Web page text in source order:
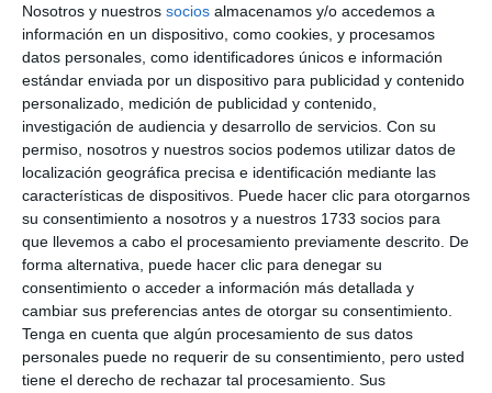
Nosotros y nuestros socios almacenamos y/o accedemos a
información en un dispositivo, como cookies, y procesamos
datos personales, como identificadores únicos e información
estándar enviada por un dispositivo para publicidad y contenido
personalizado, medición de publicidad y contenido,
investigación de audiencia y desarrollo de servicios. Con su
permiso, nosotros y nuestros socios podemos utilizar datos de
localización geográfica precisa e identificación mediante las
características de dispositivos. Puede hacer clic para otorgarnos
su consentimiento a nosotros y a nuestros 1733 socios para
que llevemos a cabo el procesamiento previamente descrito. De
forma alternativa, puede hacer clic para denegar su
consentimiento o acceder a información más detallada y
cambiar sus preferencias antes de otorgar su consentimiento.
Tenga en cuenta que algún procesamiento de sus datos
personales puede no requerir de su consentimiento, pero usted
tiene el derecho de rechazar tal procesamiento. Sus